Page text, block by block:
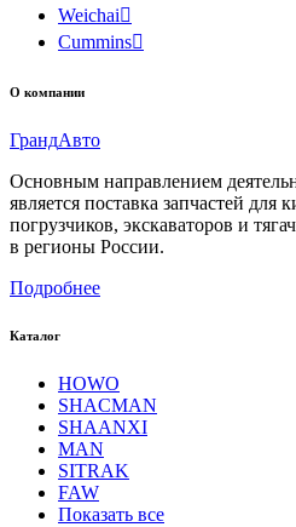
Weichai
Cummins
О компании
ГрандАвто
Основным направлением
является поставка запчастей для
погрузчиков, экскаваторов и
в регионы России.
Подробнее
Каталог
HOWO
SHACMAN
SHAANXI
MAN
SITRAK
FAW
Показать все